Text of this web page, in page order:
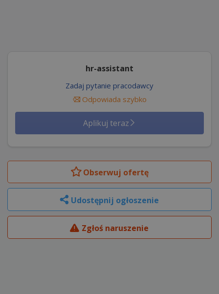
hr-assistant
Zadaj pytanie pracodawcy
Odpowiada szybko
Aplikuj teraz
Obserwuj ofertę
Udostępnij ogłoszenie
Zgłoś naruszenie